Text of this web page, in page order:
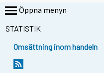
Öppna menyn
STATISTIK
Omsättning inom handeln